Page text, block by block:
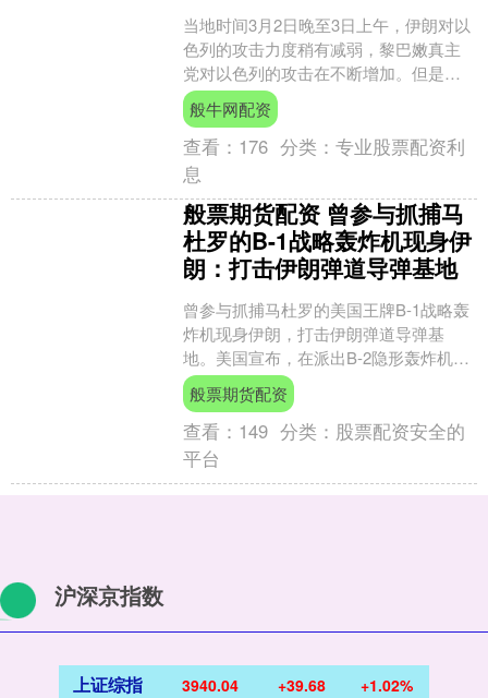
当地时间3月2日晚至3日上午，伊朗对以
色列的攻击力度稍有减弱，黎巴嫩真主
党对以色列的攻击在不断增加。但是根
据总台记者在前方了解到的最新情况，
当地时间3日下午，伊....
般牛网配资
查看： 176 分类：专业股票配资利
息
般票期货配资 曾参与抓捕马
杜罗的B-1战略轰炸机现身伊
朗：打击伊朗弹道导弹基地
曾参与抓捕马杜罗的美国王牌B-1战略轰
炸机现身伊朗，打击伊朗弹道导弹基
地。美国宣布，在派出B-2隐形轰炸机伊
朗之后，美军又紧急投入了超音速B-1战
略轰炸机，以攻....
般票期货配资
查看： 149 分类： 股票配资安全的
平台
沪深京指数
上证综指 3940.04 +39.68 +1.02%